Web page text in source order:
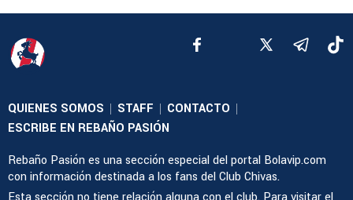
QUIENES SOMOS | STAFF | CONTACTO |
ESCRIBE EN REBAÑO PASIÓN
Rebaño Pasión es una sección especial del portal Bolavip.com
con información destinada a los fans del Club Chivas.